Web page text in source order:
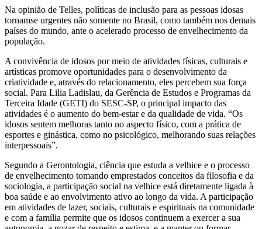
Na opinião de Telles, políticas de inclusão para as pessoas idosas
tornamse urgentes não somente no Brasil, como também nos demais
países do mundo, ante o acelerado processo de envelhecimento da
população.
A convivência de idosos por meio de atividades físicas, culturais e
artísticas promove oportunidades para o desenvolvimento da
criatividade e, através do relacionamento, eles percebem sua força
social. Para Lilia Ladislau, da Gerência de Estudos e Programas da
Terceira Idade (GETI) do SESC-SP, o principal impacto das
atividades é o aumento do bem-estar e da qualidade de vida. “Os
idosos sentem melhoras tanto no aspecto físico, com a prática de
esportes e ginástica, como no psicológico, melhorando suas relações
interpessoais”.
Segundo a Gerontologia, ciência que estuda a velhice e o processo
de envelhecimento tomando emprestados conceitos da filosofia e da
sociologia, a participação social na velhice está diretamente ligada à
boa saúde e ao envolvimento ativo ao longo da vida. A participação
em atividades de lazer, sociais, culturais e espirituais na comunidade
e com a família permite que os idosos continuem a exercer a sua